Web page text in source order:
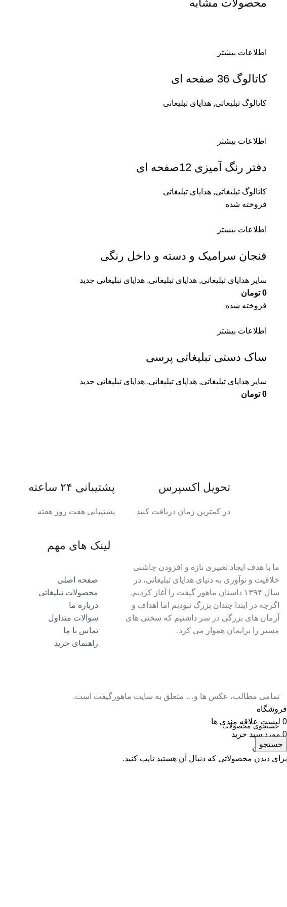
محصولات مشابه
اطلاعات بیشتر
کاتالوگ 36 صفحه ای
کاتالوگ تبلیغاتی, هدایای تبلیغاتی
اطلاعات بیشتر
دفتر رنگ آمیزی 12صفحه ای
کاتالوگ تبلیغاتی, هدایای تبلیغاتی
فروخته شده
اطلاعات بیشتر
فنجان سرامیک و دسته و داخل رنگی
سایر هدایای تبلیغاتی, هدایای تبلیغاتی, هدایای تبلیغاتی جدید
0 تومان
فروخته شده
اطلاعات بیشتر
ساک دستی تبلیغاتی پرسی
سایر هدایای تبلیغاتی, هدایای تبلیغاتی, هدایای تبلیغاتی جدید
0 تومان
تحویل اکسپرس
در کمترین زمان دریافت کنید
پشتیبانی ۲۴ ساعته
پشتیبانی هفت روز هفته
ما با هدف ایجاد تغییری تازه و افزودن چاشنی
خلاقیت و نوآوری به دنیای هدایای تبلیغاتی، در
سال ۱۳۹۴ داستان ماهور گیفت را آغاز کردیم.
اگرچه در ابتدا چندان بزرگ نبودیم اما اهداف و
آرمان های بزرگی در سر داشتیم که سختی های
مسیر را برایمان هموار می کرد.
لینک های مهم
صفحه اصلی
محصولات تبلیغاتی
درباره ما
سوالات متداول
تماس با ما
راهنمای خرید
تمامی مطالب، عکس ها و… متعلق به سایت ماهورگیفت است.
جستجو
برای دیدن محصولاتی که دنبال آن هستید تایپ کنید.
فروشگاه
0 لیست علاقه مندی ها
0 مورد سبد خرید
حساب من